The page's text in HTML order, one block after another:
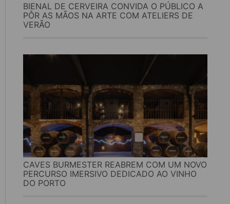
BIENAL DE CERVEIRA CONVIDA O PÚBLICO A
PÔR AS MÃOS NA ARTE COM ATELIERS DE
VERÃO
CAVES BURMESTER REABREM COM UM NOVO
PERCURSO IMERSIVO DEDICADO AO VINHO
DO PORTO